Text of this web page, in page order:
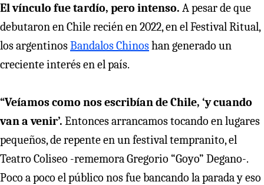
El vínculo fue tardío, pero intenso. A pesar de que
debutaron en Chile recién en 2022, en el Festival Ritual,
los argentinosBandalos Chinoshan generado un
creciente interés en el país.
“Veíamos como nos escribían de Chile, ‘y cuando
van a venir’. Entonces arrancamos tocando en lugares
pequeños, de repente en un festival tempranito, el
Teatro Coliseo -rememora Gregorio “Goyo” Degano-.
Poco a poco el público nos fue bancando la parada y eso